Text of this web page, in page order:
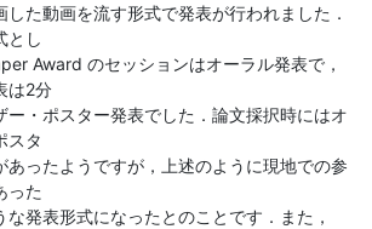
した動画を流す形式で発表が行われました．
とし
Award のセッションはオーラル発表で，
は2分
ー・ポスター発表でした．論文採択時にはオ
スタ
あったようですが，上述のように現地での参
った
な発表形式になったとのことです．また，